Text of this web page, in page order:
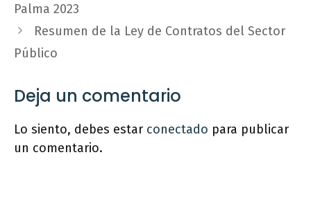
Palma 2023
Resumen de la Ley de Contratos del Sector
Público
Deja un comentario
Lo siento, debes estar conectado para publicar
un comentario.